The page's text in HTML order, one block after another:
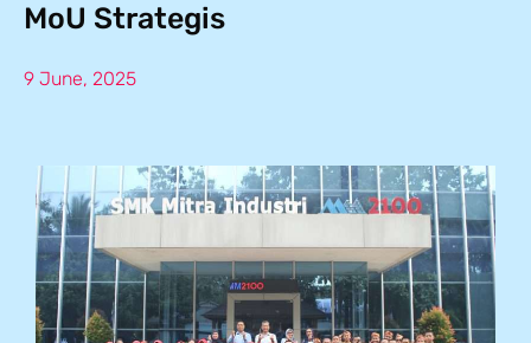
MoU Strategis
9 June, 2025